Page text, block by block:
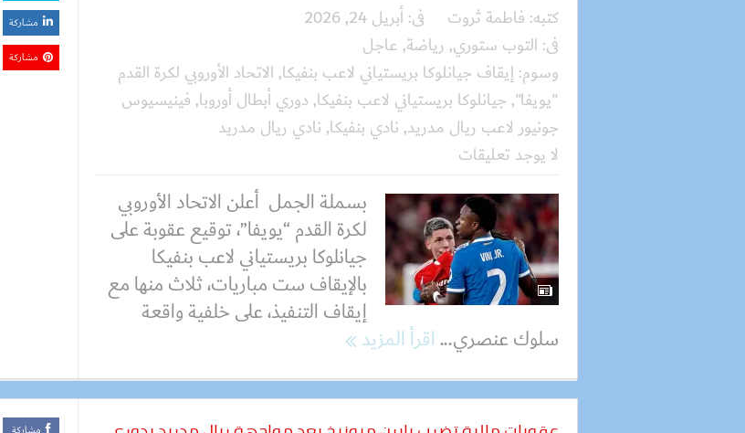
كتبه: فاطمة ثروت فى:أبريل 24, 2026
فى: التوب ستوري, رياضة, عاجل
وسوم:إيقاف جيانلوكا بريستياني لاعب بنفيكا, الاتحاد الأوروبي لكرة القدم
"يويفا", جيانلوكا بريستياني لاعب بنفيكا, دوري أبطال أوروبا, فينيسيوس
جونيور لاعب ريال مدريد, نادي بنفيكا, نادي ريال مدريد
لا يوجد تعليقات
بسملة الجمل أعلن الاتحاد الأوروبي
لكرة القدم “يويفا”، توقيع عقوبة على
جيانلوكا بريستياني لاعب بنفيكا
بالإيقاف ست مباريات، ثلاث منها مع
إيقاف التنفيذ، على خلفية واقعة
سلوك عنصري...اقرأ المزيد
مشاركة
مشاركة